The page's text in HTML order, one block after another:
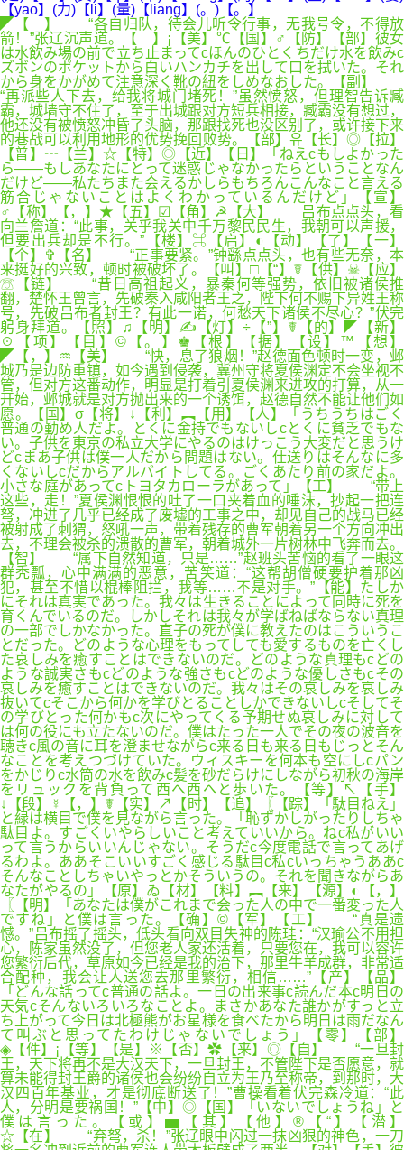
【yao】(力)【li】(量)【liang】(。)【。】
◤【 】 “各自归队，待会儿听令行事，无我号令，不得放
箭！”张辽沉声道。【 】¡【美】℃【国】♂【防】【部】彼女
は水飲み場の前で立ち止まってcほんのひとくちだけ水を飲みc
ズボンのポケットから白いハンカチを出して口を拭いた。それ
から身をかがめて注意深く靴の紐をしめなおした。【副】
“再派些人下去，给我将城门堵死！”虽然愤怒，但理智告诉臧
霸，城墙守不住了，至于出城跟对方短兵相接，臧霸没有想过，
他还没有被愤怒冲昏了头脑，那跟找死也没区别了，或许接下来
的巷战可以利用地形的优势挽回败势。【部】유【长】◎【拉】
【普】┄【兰】☆【特】◎【近】【日】「ねえcもしよかった
ら――もしあなたにとって迷惑じゃなかったらということなん
だけど――私たちまた会えるかしらもちろんこんなこと言える
筋合じゃないことはよくわかっているんだけど」【宣】
♂【称】【，】★【五】☑【角】☭【大】 吕布点点头，看
向兰詹道：“此事，关乎我关中千万黎民民生，我朝可以声援，
但要出兵却是不行。”【楼】⌘【启】◐【动】【了】【一】
【个】✞【名】 “正事要紧。”钟繇点点头，也有些无奈，本
来挺好的兴致，顿时被破坏了。【叫】□【“】☤【供】☠【应】
☏【链】 “昔日高祖起义，暴秦何等强势，依旧被诸侯推
翻，楚怀王曾言，先破秦入咸阳者王之，陛下何不赐下异姓王称
号，先破吕布者封王？有此一诺，何愁天下诸侯不尽心？”伏完
躬身拜道。【照】♫【明】✍【灯】÷【”】☤【的】◤【新】
☉【项】【目】©【。】♚【根】【据】【设】™【想】
◤【，】♒【美】 “快，息了狼烟！”赵德面色顿时一变，邺
城乃是边防重镇，如今遇到侵袭，冀州守将夏侯渊定不会坐视不
管，但对方这番动作，明显是打着引夏侯渊来进攻的打算，从一
开始，邺城就是对方抛出来的一个诱饵，赵德自然不能让他们如
愿。【国】σ【将】↓【利】︻【用】【人】「うちうちはごく
普通の勤め人だよ。とくに金持でもないしcとくに貧乏でもな
い。子供を東京の私立大学にやるのはけっこう大変だと思うけ
どcまあ子供は僕一人だから問題はない。仕送りはそんなに多
くないしcだからアルバイトしてる。ごくあたり前の家だよ。
小さな庭があってcトヨタカローラがあって」【工】 “带上
这些，走！”夏侯渊恨恨的吐了一口夹着血的唾沫，抄起一把连
弩，冲进了几乎已经成了废墟的工事之中，却见自己的战马已经
被射成了刺猬，怒吼一声，带着残存的曹军朝着另一个方向冲出
去，不理会被杀的溃散的曹军，朝着城外一片树林中飞奔而去。
【智】 “属下自然知道，只是……”赵班头苦恼的看了一眼这
群秃瓢，心中满满的恶意，苦笑道：“这帮胡僧硬要护着那凶
犯，甚至不惜以棍棒阻拦，我等……不是对手。”【能】たしか
にそれは真実であった。我々は生きることによって同時に死を
育くんでいるのだ。しかしそれは我々が学ばねばならない真理
の一部でしかなかった。直子の死が僕に教えたのはこういうこ
とだった。どのような心理をもってしても愛するものを亡くし
た哀しみを癒すことはできないのだ。どのような真理もcどの
ような誠実さもcどのような強さもcどのような優しさもcその
哀しみを癒すことはできないのだ。我々はその哀しみを哀しみ
抜いてcそこから何かを学びとることしかできないしcそしてそ
の学びとった何かもc次にやってくる予期せぬ哀しみに対して
は何の役にも立たないのだ。僕はたった一人でその夜の波音を
聴きc風の音に耳を澄ませながらc来る日も来る日もじっとそん
なことを考えつづけていた。ウィスキーを何本も空にしcパン
をかじりc水筒の水を飲みc髪を砂だらけにしながら初秋の海岸
をリュックを背負って西へ西へと歩いた。【等】↖【手】
↓【段】☿【，】☤【实】↗【时】【追】〖【踪】「駄目ねえ」
と緑は横目で僕を見ながら言った。「恥ずかしがったりしちゃ
駄目よ。すごくいやらしいこと考えていいから。ねc私がいい
って言うからいいんじゃない。そうだc今度電話で言ってあげ
るわよ。ああそこいいすごく感じる駄目c私cいっちゃうああc
そんなことしちゃいやっとかそういうの。それを聞きながらあ
なたがやるの」【原】ゐ【材】【料】︻【来】【源】◐【，】
〖【明】「あなたは僕がこれまで会った人の中で一番変った人
ですね」と僕は言った。【确】©【军】【工】 “真是遗
憾。”吕布摇了摇头，低头看向双目失神的陈珪：“汉瑜公不用担
心，陈家虽然没了，但您老人家还活着，只要您在，我可以容许
您繁衍后代，草原如今已经是我的治下，那里牛羊成群，非常适
合配种，我会让人送您去那里繁衍，相信……”【产】【品】
「どんな話ってc普通の話よ。一日の出来事c読んだ本c明日の
天気cそんないろいろなことよ。まさかあなた誰かがすっと立
ち上がって今日は北極熊がお星様を食べたから明日は雨だなん
て叫ぶと思ってたわけじゃないでしょう」【零】【部】
◈【件】¡【等】【是】※【否】✿【来】◎【自】 “一旦封
王，天下将再不是大汉天下，一旦封王，不管陛下是否愿意，就
算未能得封王爵的诸侯也会纷纷自立为王乃至称帝，到那时，大
汉四百年基业，才是彻底断送了！”曹操看着伏完森冷道：“此
人，分明是要祸国！”【中】◎【国】「いないでしょうね」と
僕は言った。【或】▅【其】【他】®【“】【潜】
☆【在】 “弃弩，杀！”张辽眼中闪过一抹凶狠的神色，一刀